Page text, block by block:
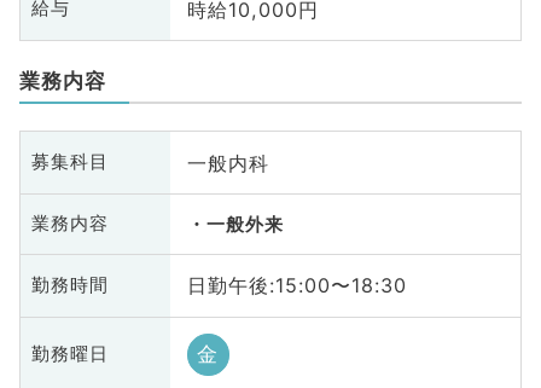
給与 時給10,000円
業務内容
募集科目 一般内科
業務内容 一般外来
勤務時間 日勤午後:15:00〜18:30
勤務曜日 金